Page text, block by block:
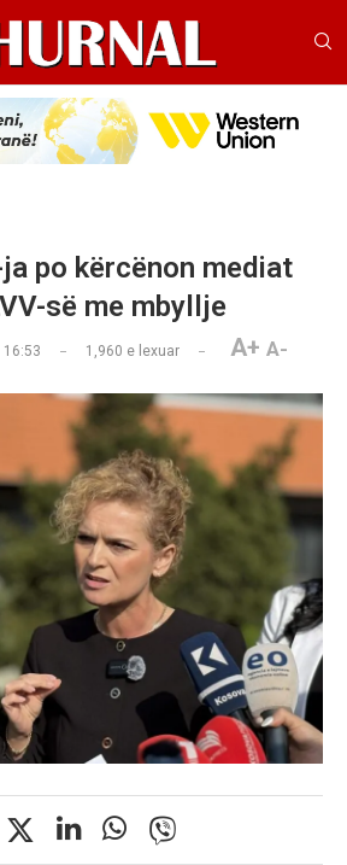
po kërcënon mediat
së me mbyllje
16:53 1,960 e lexuar A+ A-